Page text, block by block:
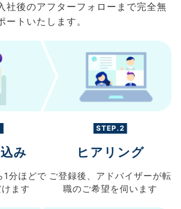
社後のアフターフォローまで完全無
トいたします。
み
1分ほどで
ます
STEP.2
ヒアリング
ご登録後、 アドバイザーが転
職のご希望を伺います